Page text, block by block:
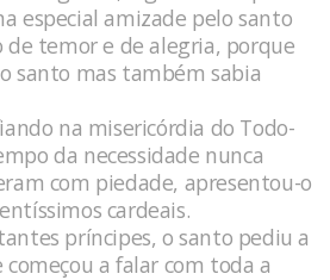
especial amizade pelo santo
de temor e de alegria, porque
santo mas também sabia
na misericórdia do Todo-
da necessidade nunca
com piedade, apresentou-o
cardeais.
príncipes, o santo pediu a
começou a falar com toda a